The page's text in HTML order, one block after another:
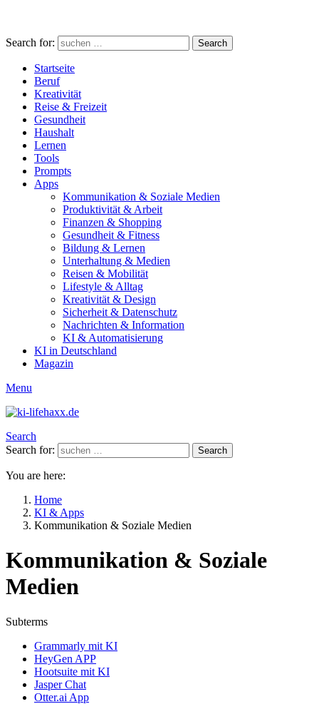
Search for: Search
Startseite
Beruf
Kreativität
Reise & Freizeit
Gesundheit
Haushalt
Lernen
Tools
Prompts
Apps
Kommunikation & Soziale Medien
Produktivität & Arbeit
Finanzen & Shopping
Gesundheit & Fitness
Bildung & Lernen
Unterhaltung & Medien
Reisen & Mobilität
Lifestyle & Alltag
Kreativität & Design
Sicherheit & Datenschutz
Nachrichten & Information
KI & Automatisierung
KI in Deutschland
Magazin
Menu
Search
Search for:
Search
You are here:
Home
KI & Apps
Kommunikation & Soziale Medien
Kommunikation & Soziale
Medien
Subterms
Grammarly mit KI
HeyGen APP
Hootsuite mit KI
Jasper Chat
Otter.ai App